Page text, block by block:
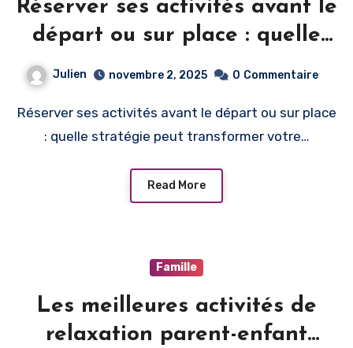
Réserver ses activités avant le
départ ou sur place : quelle
stratégie
Julien novembre 2, 2025 0 Commentaire
Réserver ses activités avant le départ ou sur place
: quelle stratégie peut transformer votre…
Read More
Famille
Les meilleures activités de
relaxation parent-enfant